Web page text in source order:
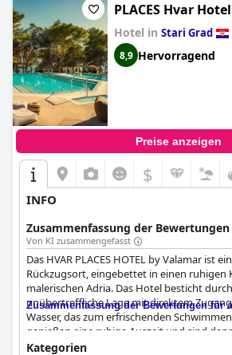
PLACES Hvar
Hotel in Stari Grad
8,9 Hervorragend
Preise anzeigen
$
INFO
Zusammenfassung der Bewertungen
Von KI zusammengefasst
Das HVAR PLACES HOTEL by Valamar ist
Rückzugsort, eingebettet in einen ruhigen
malerischen Adria. Das Hotel besticht
unübertreffliche Lage mit direktem
Wasser, das zum erfrischenden
genießen eine ruhige Auszeit und sind
Nähe zum historischen Stari Grad mit
Zusammenfassung der Bewertungen für
Kategorien